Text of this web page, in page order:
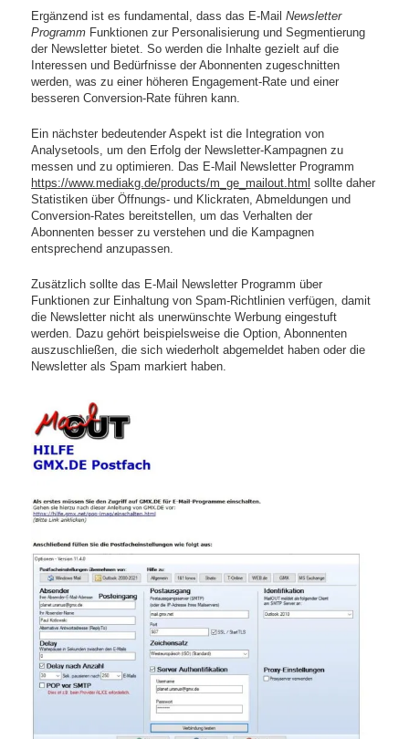
Ergänzend ist es fundamental, dass das E-MailNewsletter
Programm Funktionen zur Personalisierung und Segmentierung
der Newsletter bietet. So werden die Inhalte gezielt auf die
Interessen und Bedürfnisse der Abonnenten zugeschnitten
werden, was zu einer höheren Engagement-Rate und einer
besseren Conversion-Rate führen kann.
Ein nächster bedeutender Aspekt ist die Integration von
Analysetools, um den Erfolg der Newsletter-Kampagnen zu
messen und zu optimieren. Das E-Mail Newsletter Programm
https://www.mediakg.de/products/m_ge_mailout.html sollte daher
Statistiken über Öffnungs- und Klickraten, Abmeldungen und
Conversion-Rates bereitstellen, um das Verhalten der
Abonnenten besser zu verstehen und die Kampagnen
entsprechend anzupassen.
Zusätzlich sollte das E-Mail Newsletter Programm über
Funktionen zur Einhaltung von Spam-Richtlinien verfügen, damit
die Newsletter nicht als unerwünschte Werbung eingestuft
werden. Dazu gehört beispielsweise die Option, Abonnenten
auszuschließen, die sich wiederholt abgemeldet haben oder die
Newsletter als Spam markiert haben.